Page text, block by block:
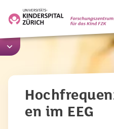
zum
Inhalt
en im EEG